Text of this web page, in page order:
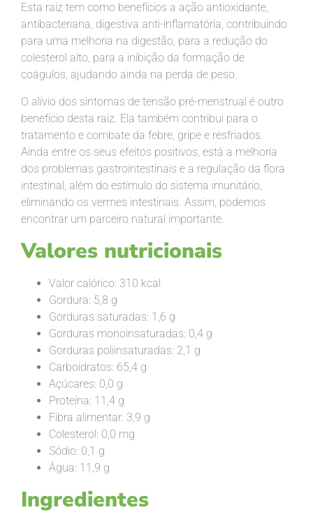
Esta raiz tem como benefícios a ação antioxidante,
antibacteriana, digestiva anti-inflamatória, contribuindo
para uma melhoria na digestão, para a redução do
colesterol alto, para a inibição da formação de
coágulos, ajudando ainda na perda de peso.
O alívio dos sintomas de tensão pré-menstrual é outro
benefício desta raiz. Ela também contribui para o
tratamento e combate da febre, gripe e resfriados.
Ainda entre os seus efeitos positivos, está a melhoria
dos problemas gastrointestinais e a regulação da flora
intestinal, além do estímulo do sistema imunitário,
eliminando os vermes intestinais. Assim, podemos
encontrar um parceiro natural importante.
Valores nutricionais
Valor calórico: 310 kcal
Gordura: 5,8 g
Gorduras saturadas: 1,6 g
Gorduras monoinsaturadas: 0,4 g
Gorduras poliinsaturadas: 2,1 g
Carboidratos: 65,4 g
Açúcares: 0,0 g
Proteína: 11,4 g
Fibra alimentar: 3,9 g
Colesterol: 0,0 mg
Sódio: 0,1 g
Água: 11,9 g
Ingredientes